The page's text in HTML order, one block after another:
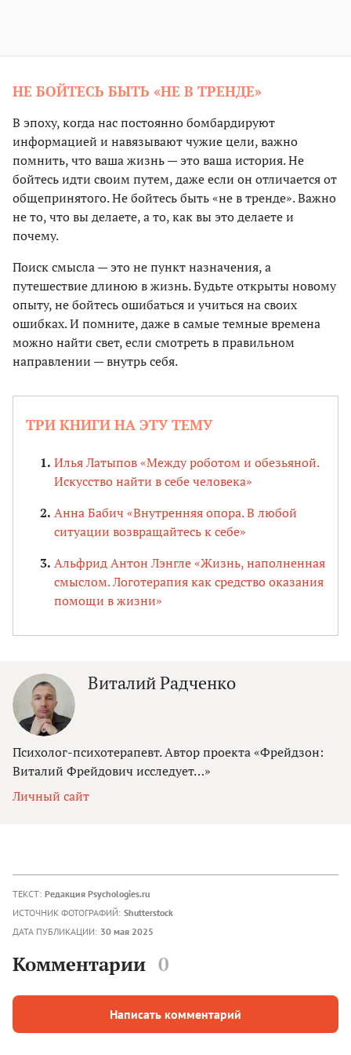
НЕ БОЙТЕСЬ БЫТЬ «НЕ В ТРЕНДЕ»
В эпоху, когда нас постоянно бомбардируют
информацией и навязывают чужие цели, важно
помнить, что ваша жизнь — это ваша история. Не
бойтесь идти своим путем, даже если он отличается от
общепринятого. Не бойтесь быть «не в тренде». Важно
не то, что вы делаете, а то, как вы это делаете и
почему.
Поиск смысла — это не пункт назначения, а
путешествие длиною в жизнь. Будьте открыты новому
опыту, не бойтесь ошибаться и учиться на своих
ошибках. И помните, даже в самые темные времена
можно найти свет, если смотреть в правильном
направлении — внутрь себя.
ТРИ КНИГИ НА ЭТУ ТЕМУ
Илья Латыпов «Между роботом и обезьяной.
Искусство найти в себе человека»
Анна Бабич «Внутренняя опора. В любой
ситуации возвращайтесь к себе»
Альфрид Антон Лэнгле «Жизнь, наполненная
смыслом. Логотерапия как средство оказания
помощи в жизни»
Виталий Радченко
Психолог-психотерапевт. Автор проекта «Фрейдзон:
Виталий Фрейдович исследует…»
Личный сайт
ТЕКСТ: Редакция Psychologies.ru
ИСТОЧНИК ФОТОГРАФИЙ: Shutterstock
ДАТА ПУБЛИКАЦИИ: 30 мая 2025
Комментарии 0
Написать комментарий